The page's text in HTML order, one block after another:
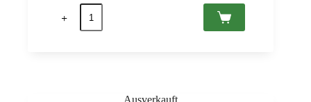
Arpad
Quitten
Palinka